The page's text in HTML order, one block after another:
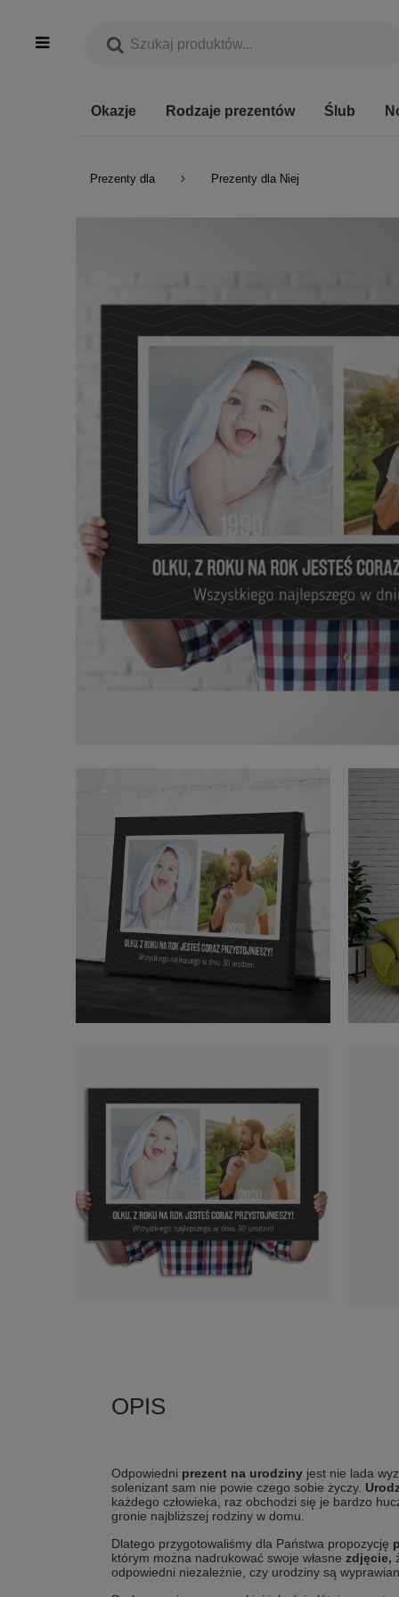
Okazje Rodzaje prezentów Ślub
Prezenty dla Prezenty dla Niej
Odpowiedni prezent na urodziny jest nie lada
solenizant sam nie powie czego sobie życzy.
każdego człowieka, raz obchodzi się je bardzo
gronie najbliższej rodziny w domu.
Dlatego przygotowaliśmy dla Państwa propozycję
którym można nadrukować swoje własne zdjęcie,
odpowiedni niezależnie, czy urodziny są